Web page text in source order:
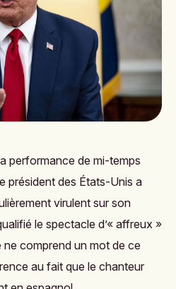
performance de mi-temps
président des États-Unis a
virulent sur son
le spectacle d’« affreux »
comprend un mot de ce
au fait que le chanteur